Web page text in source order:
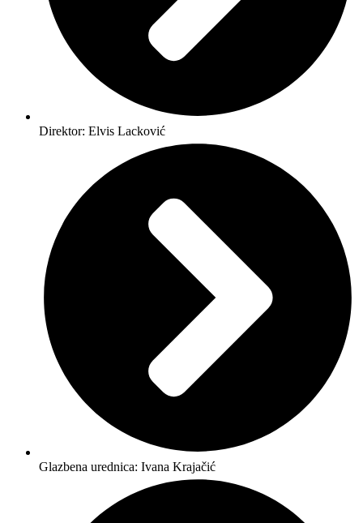
Direktor: Elvis Lacković
Glazbena urednica: Ivana Krajačić